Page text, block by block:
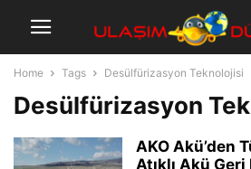
Home Tags Desülfürizasyon Teknolojisi
Desülfürizasyon
AKO Akü’den
Atıklı Akü